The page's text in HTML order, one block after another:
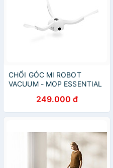
CHỔI GÓC MI ROBOT
VACUUM - MOP ESSENTIAL
Hàng chính hãng
249.000 đ